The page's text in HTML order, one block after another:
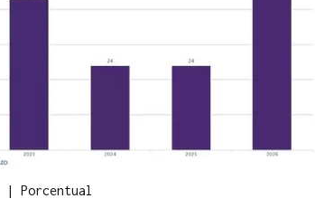
| Porcentual